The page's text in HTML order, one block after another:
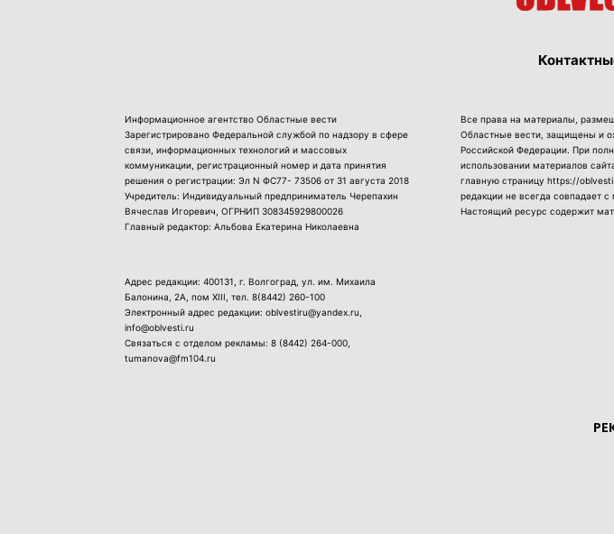
Информационное агентство Областные вести
Зарегистрировано Федеральной службой по надзору в сфере
связи, информационных технологий и массовых
коммуникации, регистрационный номер и дата принятия
решения о регистрации: Эл N ФС77- 73506 от 31 августа 2018
Учредитель: Индивидуальный предприниматель Черепахин
Вячеслав Игоревич, ОГРНИП 308345929800026
Главный редактор: Альбова Екатерина Николаевна
Адрес редакции: 400131, г. Волгоград, ул. им. Михаила
Балонина, 2А, пом XIII, тел. 8(8442) 260-100
Электронный адрес редакции: oblvestiru@yandex.ru,
info@oblvesti.ru
Связаться с отделом рекламы: 8 (8442) 264-000
tumanova@fm104.ru
Все права на материалы,
Областные вести, защищены и
Российской Федерации. При
использовании материалов
главную страницу https://
редакции не всегда совпадает
Настоящий ресурс содержит